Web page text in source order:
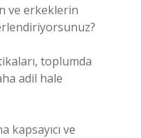
ve erkeklerin
toplumda
adil hale
kapsayıcı ve